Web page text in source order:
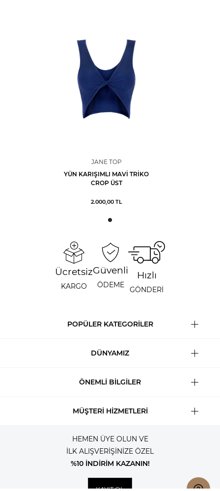
JANE TOP
YÜN KARIŞIMLI MAVI TRIKO
CROP ÜST
2.000,00TL
Ücretsiz
KARGO
Güvenli
ÖDEME
Hızlı
GÖNDERİ
POPÜLER KATEGORİLER
DÜNYAMIZ
ÖNEMLİ BİLGİLER
MÜŞTERİ HİZMETLERİ
HEMEN ÜYE OLUN VE
İLK ALIŞVERİŞİNİZE ÖZEL
%10 İNDİRİM KAZANIN!
KAYIT OL